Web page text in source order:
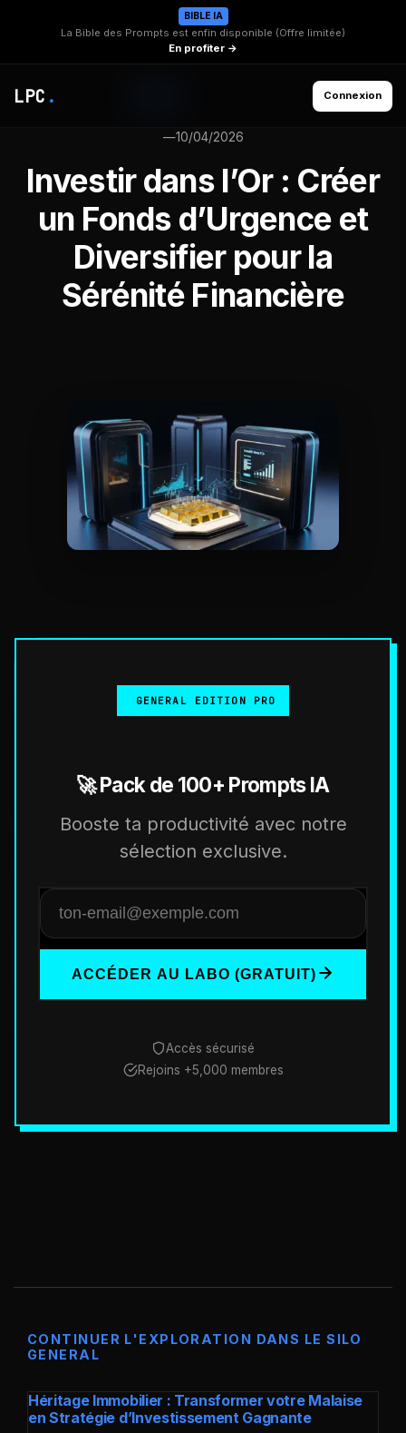
BIBLE IA
La Bible des Prompts est enfin disponible (Offre limitée)
En profiter →
LPC . Connexion
—10/04/2026
Investir dans l’Or : Créer
un Fonds d’Urgence et
Diversifier pour la
Sérénité Financière
GENERAL EDITION PRO
🚀 Pack de 100+ Prompts IA
Booste ta productivité avec notre
sélection exclusive.
ACCÉDER AU LABO (GRATUIT)
Accès sécurisé
Rejoins +5,000 membres
CONTINUER L'EXPLORATION DANS LE SILO
GENERAL
Héritage Immobilier : Transformer votre Malaise
en Stratégie d’Investissement Gagnante